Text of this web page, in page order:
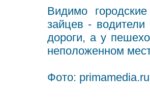
Видимо
зайцев - водители
дороги, а у
неположенном
Фото: primamedia.ru